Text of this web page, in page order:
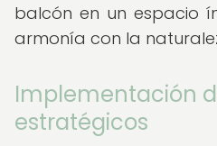
balcón en un espacio
armonía con la
Implementación
estratégicos